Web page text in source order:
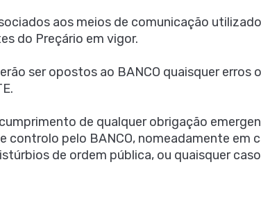
aos meios de comunicação
do Preçário em vigor.
ser opostos ao BANCO quaisquer
de qualquer obrigação
controlo pelo BANCO, nomeadamente em
de ordem pública, ou quaisquer